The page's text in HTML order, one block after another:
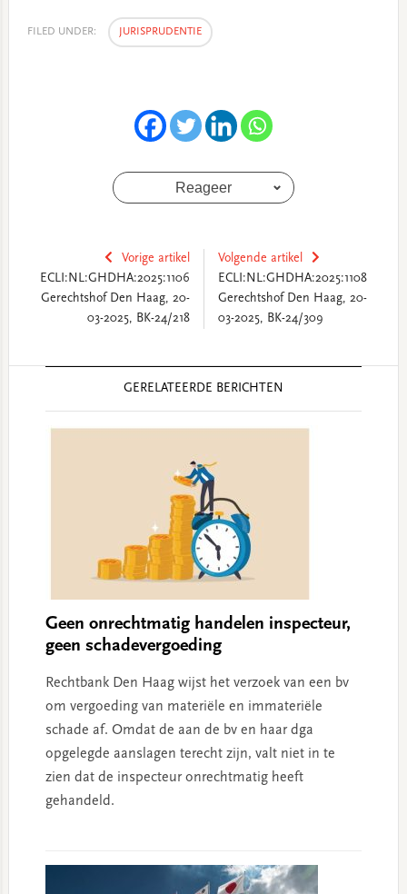
FILED UNDER: JURISPRUDENTIE
Reageer
Vorige artikel
ECLI:NL:GHDHA:2025:1106
Gerechtshof Den Haag, 20-
03-2025, BK-24/218
Volgende artikel
ECLI:NL:GHDHA:2025:1108
Gerechtshof Den Haag, 20-
03-2025, BK-24/309
GERELATEERDE BERICHTEN
Geen onrechtmatig handelen inspecteur,
geen schadevergoeding
Rechtbank Den Haag wijst het verzoek van een bv
om vergoeding van materiële en immateriële
schade af. Omdat de aan de bv en haar dga
opgelegde aanslagen terecht zijn, valt niet in te
zien dat de inspecteur onrechtmatig heeft
gehandeld.